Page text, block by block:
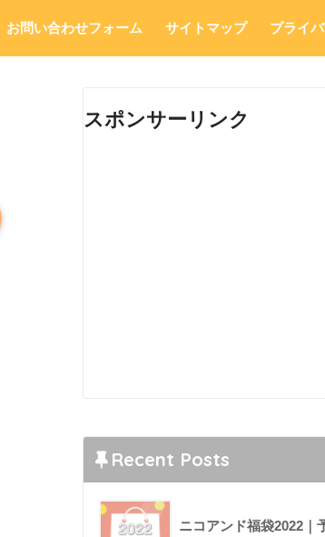
お問い合わせフォーム サイトマップ プライ
スポンサーリンク
Recent Posts
ニコアンド福袋2022｜